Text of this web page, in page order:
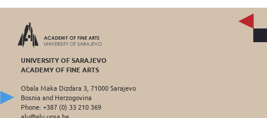
UNIVERSITY OF SARAJEVO
ACADEMY OF FINE ARTS
Obala Maka Dizdara 3, 71000 Sarajevo
Bosnia and Herzogovina
Phone: +387 (0) 33 210 369
alu@alu.unsa.ba